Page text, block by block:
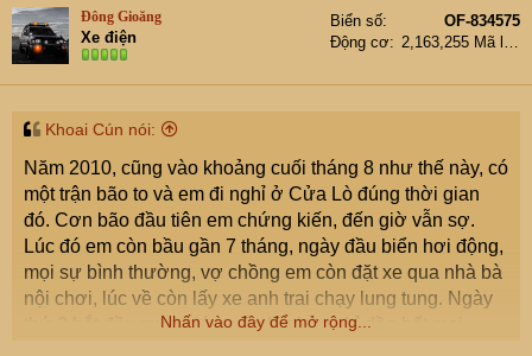
t
i
o
n
s
Đông Gioăng
Xe điện
Biển số
OF-834575
Động cơ
2,163,255 Mã lực
Khoai Cún nói:
Năm 2010, cũng vào khoảng cuối tháng 8 như thế này, có
một trận bão to và em đi nghỉ ở Cửa Lò đúng thời gian
đó. Cơn bão đầu tiên em chứng kiến, đến giờ vẫn sợ.
Lúc đó em còn bầu gần 7 tháng, ngày đầu biển hơi động,
mọi sự bình thường, vợ chồng em còn đặt xe qua nhà bà
nội chơi, lúc về còn lấy xe anh trai chạy lung tung. Ngày
thứ 2 bắt đầu mưa gió, quản lý nhà nghỉ dồn hết mọi
Nhấn vào đây để mở rộng...